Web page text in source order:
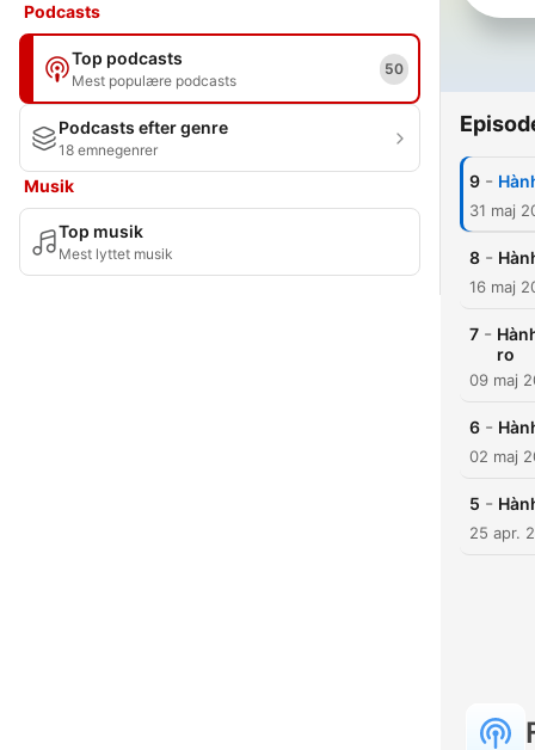
Podcasts
Top podcasts
Mest populære podcasts
50
Podcasts efter genre
18 emnegenrer
Musik
Top musik
Mest lyttet musik
9 -
31 maj
8 -
16 maj
7 -
ro
09 maj
6 -
02 maj
5 -
25 apr.